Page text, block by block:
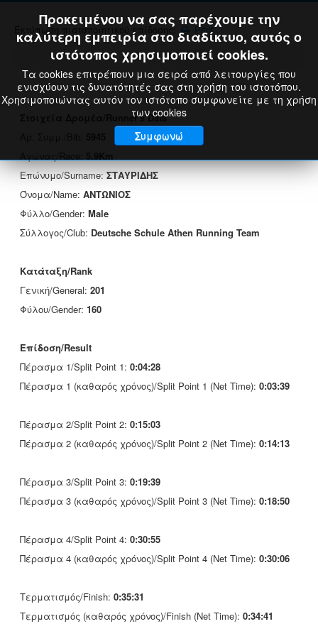
Εκτύπωση πιστοποιητικού επίδοσης: Print
Στοιχεία Δρομέα/Runner's Data
Επώνυμο/Surname:ΣΤΑΥΡΙΔΗΣ
Όνομα/Name: ΑΝΤΩΝΙΟΣ
Φύλλο/Gender: Male
Σύλλογος/Club: Deutsche Schule Athen Running Team
Κατάταξη/Rank
Γενική/General: 201
Φύλου/Gender: 160
Επίδοση/Result
Πέρασμα 1/Split Point 1: 0:04:28
Πέρασμα 1 (καθαρός χρόνος)/Split Point 1 (Net Time): 0:03:39
Πέρασμα 2/Split Point 2: 0:15:03
Πέρασμα 2 (καθαρός χρόνος)/Split Point 2 (Net Time): 0:14:13
Πέρασμα 3/Split Point 3: 0:19:39
Πέρασμα 3 (καθαρός χρόνος)/Split Point 3 (Net Time): 0:18:50
Πέρασμα 4/Split Point 4: 0:30:55
Πέρασμα 4 (καθαρός χρόνος)/Split Point 4 (Net Time): 0:30:06
Τερματισμός/Finish: 0:35:31
Τερματισμός (καθαρός χρόνος)/Finish (Net Time): 0:34:41
Προκειμένου να σας παρέχουμε την
καλύτερη εμπειρία στο διαδίκτυο, αυτός ο
ιστότοπος χρησιμοποιεί cookies.
Τα cookies επιτρέπουν μια σειρά από λειτουργίες που
ενισχύουν τις δυνατότητές σας στη χρήση του ιστοτόπου.
Χρησιμοποιώντας αυτόν τον ιστότοπο συμφωνείτε με τη χρήση
των cookies
Συμφωνώ